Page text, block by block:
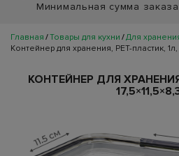
Минимальная сумма
Главная Товары для кухни Для
Контейнер для хранения, PET-пластик, 1л,
КОНТЕЙНЕР ДЛЯ